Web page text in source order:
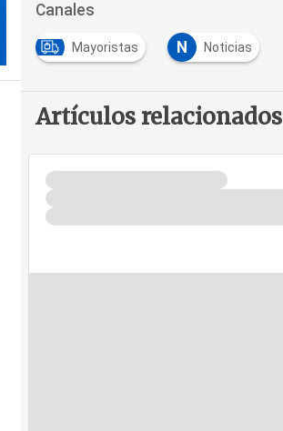
Canales
Mayoristas N Noticias
Artículos relacionados